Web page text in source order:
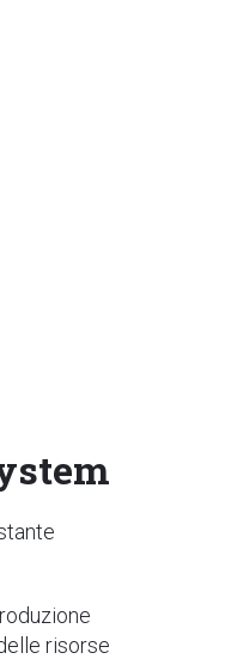
risorse